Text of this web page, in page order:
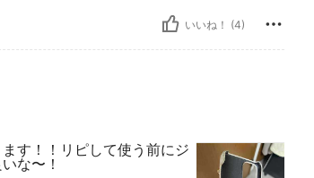
いいね！ (4)
す！！リピして使う前にジ
な〜！